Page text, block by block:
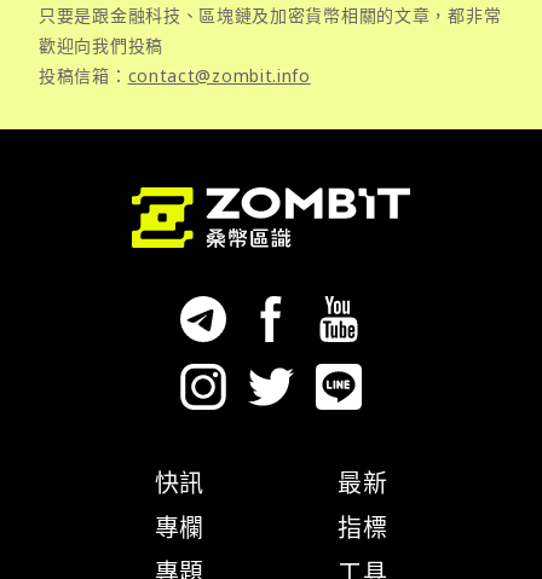
只要是跟金融科技、區塊鏈及加密貨幣相關的文章，都非常
歡迎向我們投稿
投稿信箱： contact@zombit.info
快訊
專欄
最新
指標